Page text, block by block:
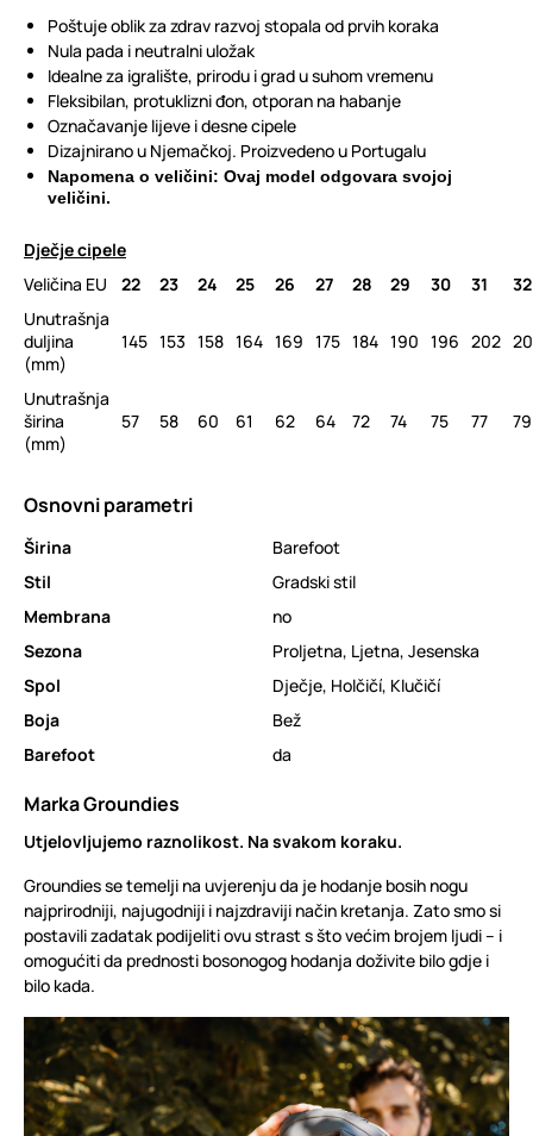
Poštuje oblik za zdrav razvoj stopala od prvih koraka
Nula pada i neutralni uložak
Idealne za igralište, prirodu i grad u suhom vremenu
Fleksibilan, protuklizni đon, otporan na habanje
Označavanje lijeve i desne cipele
Dizajnirano u Njemačkoj. Proizvedeno u Portugalu
Napomena o veličini: Ovaj model odgovara svojoj
veličini.
Dječje cipele
Veličina EU
22 23 24 25 26 27 28 29 30 31
32
Unutrašnja
duljina
(mm)
145 153 158 164 169 175 184 190 196 202
Unutrašnja
širina
(mm)
57 58 60 61 62 64 72 74 75 77 79
Osnovni parametri
Širina
Barefoot
Stil
Gradski stil
Membrana
no
Sezona
Proljetna, Ljetna, Jesenska
Spol
Dječje, Holčičí, Klučičí
Boja
Bež
Barefoot
da
Marka Groundies
Utjelovljujemo raznolikost. Na svakom koraku.
Groundies se temelji na uvjerenju da je hodanje bosih nogu
najprirodniji, najugodniji i najzdraviji način kretanja. Zato smo si
postavili zadatak podijeliti ovu strast s što većim brojem ljudi – i
omogućiti da prednosti bosonogog hodanja doživite bilo gdje i
bilo kada.